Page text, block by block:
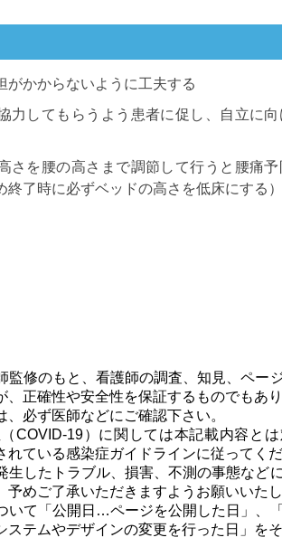
がかからないように工夫する
力してもらうよう患者に促し、自立に
さを腰の高さまで調節して行うと腰痛
終了時に必ずベッドの高さを低床にする）
監修のもと、看護師の調査、知見、ペー
正確性や安全性を保証するものでもあり
必ず医師などにご確認下さい。
COVID-19）に関しては本記載内容と
ている感染症ガイドラインに従ってくだ
生したトラブル、損害、不測の事態など
めご了承いただきますようお願いいたし
いて「公開日…ページを公開した日」、
テムやデザインの変更を行った日」をそ